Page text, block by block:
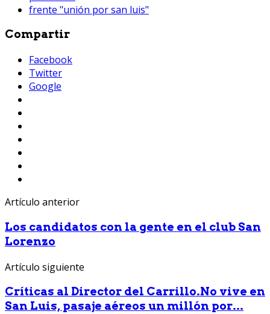
frente "unión por san luis"
Compartir
Facebook
Twitter
Google
Artículo anterior
Los candidatos con la gente en el club San
Lorenzo
Artículo siguiente
Críticas al Director del Carrillo.No vive en
San Luis, pasaje aéreos un millón por...